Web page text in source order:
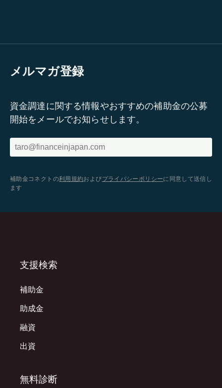
メルマガ登録
資金調達に関する情報やおすすめの補助金の公募
開始をメールでお知らせします。
補助金コネクトの利用規約およびプライバシーポリシーに同意して送信し
ます
支援検索
補助金
助成金
融資
出資
無料診断